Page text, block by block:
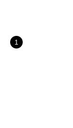
브랜드의 34,000원짜리도
1